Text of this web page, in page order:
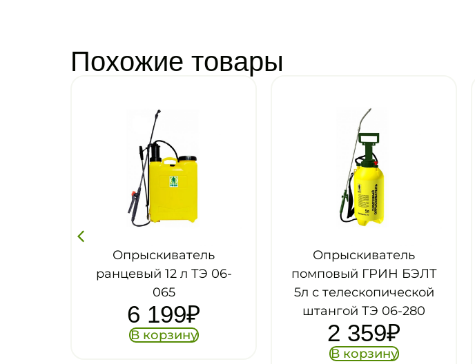
Похожие товары
12 л ТЭ 06-
Опрыскиватель
помповый ГРИН БЭЛТ
5л с телескопической
штангой ТЭ 06-280
помповый
5л с
штангой 1.2м,